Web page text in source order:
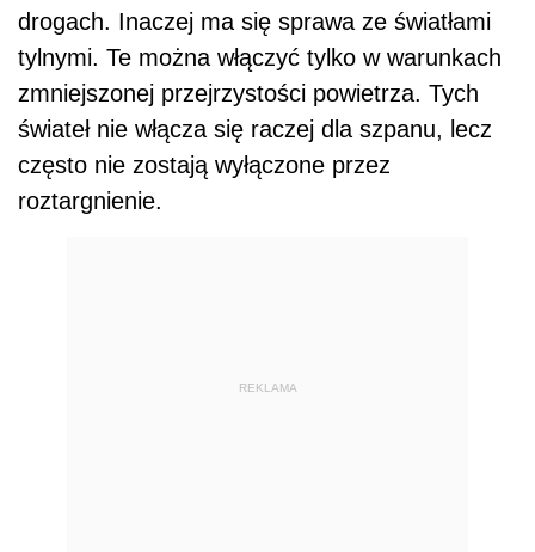
drogach. Inaczej ma się sprawa ze światłami
tylnymi. Te można włączyć tylko w warunkach
zmniejszonej przejrzystości powietrza. Tych
świateł nie włącza się raczej dla szpanu, lecz
często nie zostają wyłączone przez
roztargnienie.
REKLAMA